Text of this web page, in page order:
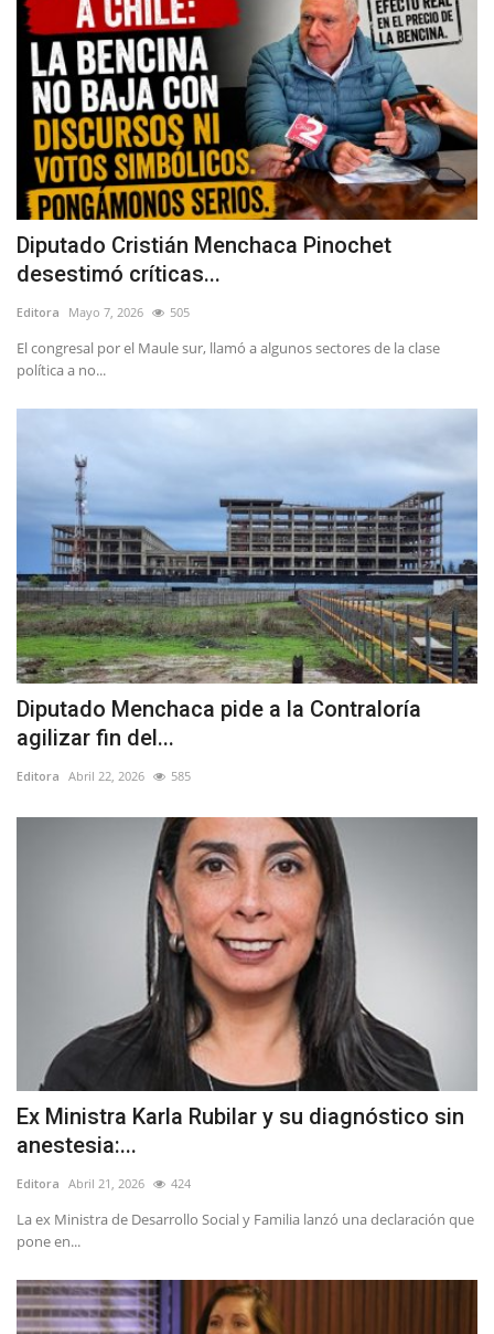
Diputado Cristián Menchaca Pinochet
desestimó críticas...
Editora Mayo 7, 2026 505
El congresal por el Maule sur, llamó a algunos sectores de la clase
política a no...
Diputado Menchaca pide a la Contraloría
agilizar fin del...
Editora Abril 22, 2026 585
Ex Ministra Karla Rubilar y su diagnóstico sin
anestesia:...
Editora Abril 21, 2026 424
La ex Ministra de Desarrollo Social y Familia lanzó una declaración que
pone en...